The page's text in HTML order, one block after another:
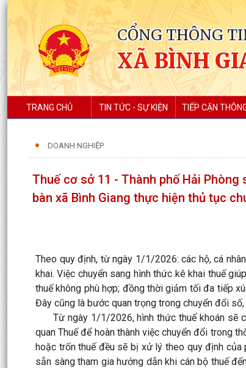
CỔNG THÔNG
XÃ BÌNH
TRANG CHỦ TIN TỨC - SỰ KIỆN TIẾP CẬN
DOANH NGHIỆP
Thuế cơ sở 11 - Thành phố Hải
bàn xã Bình Giang thực hiện thủ tục
Theo quy định, từ ngày 1/1/2026: các hộ, cá
khai. Việc chuyển sang hình thức kê khai thuế
thuế không phù hợp; đồng thời giảm tối đa tiếp
Đây cũng là bước quan trọng trong chuyển đổi
Từ ngày 1/1/2026, hình thức thuế khoán sẽ
quan Thuế để hoàn thành việc chuyển đổi trong
hoặc trốn thuế đều sẽ bị xử lý theo quy định
sẵn sàng tham gia hướng dẫn khi cán bộ thuế